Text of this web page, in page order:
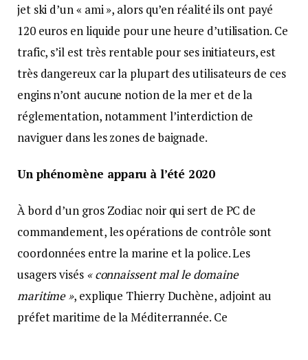
jet ski d’un « ami », alors qu’en réalité ils ont payé
120 euros en liquide pour une heure d’utilisation. Ce
trafic, s’il est très rentable pour ses initiateurs, est
très dangereux car la plupart des utilisateurs de ces
engins n’ont aucune notion de la mer et de la
réglementation, notamment l’interdiction de
naviguer dans les zones de baignade.
Un phénomène apparu à l’été 2020
À bord d’un gros Zodiac noir qui sert de PC de
commandement, les opérations de contrôle sont
coordonnées entre la marine et la police. Les
usagers visés « connaissent mal le domaine
maritime », explique Thierry Duchène, adjoint au
préfet maritime de la Méditerrannée. Ce